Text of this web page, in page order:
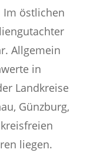
Im östlichen
Allgemein
in
Landkreise
Günzburg,
liegen.